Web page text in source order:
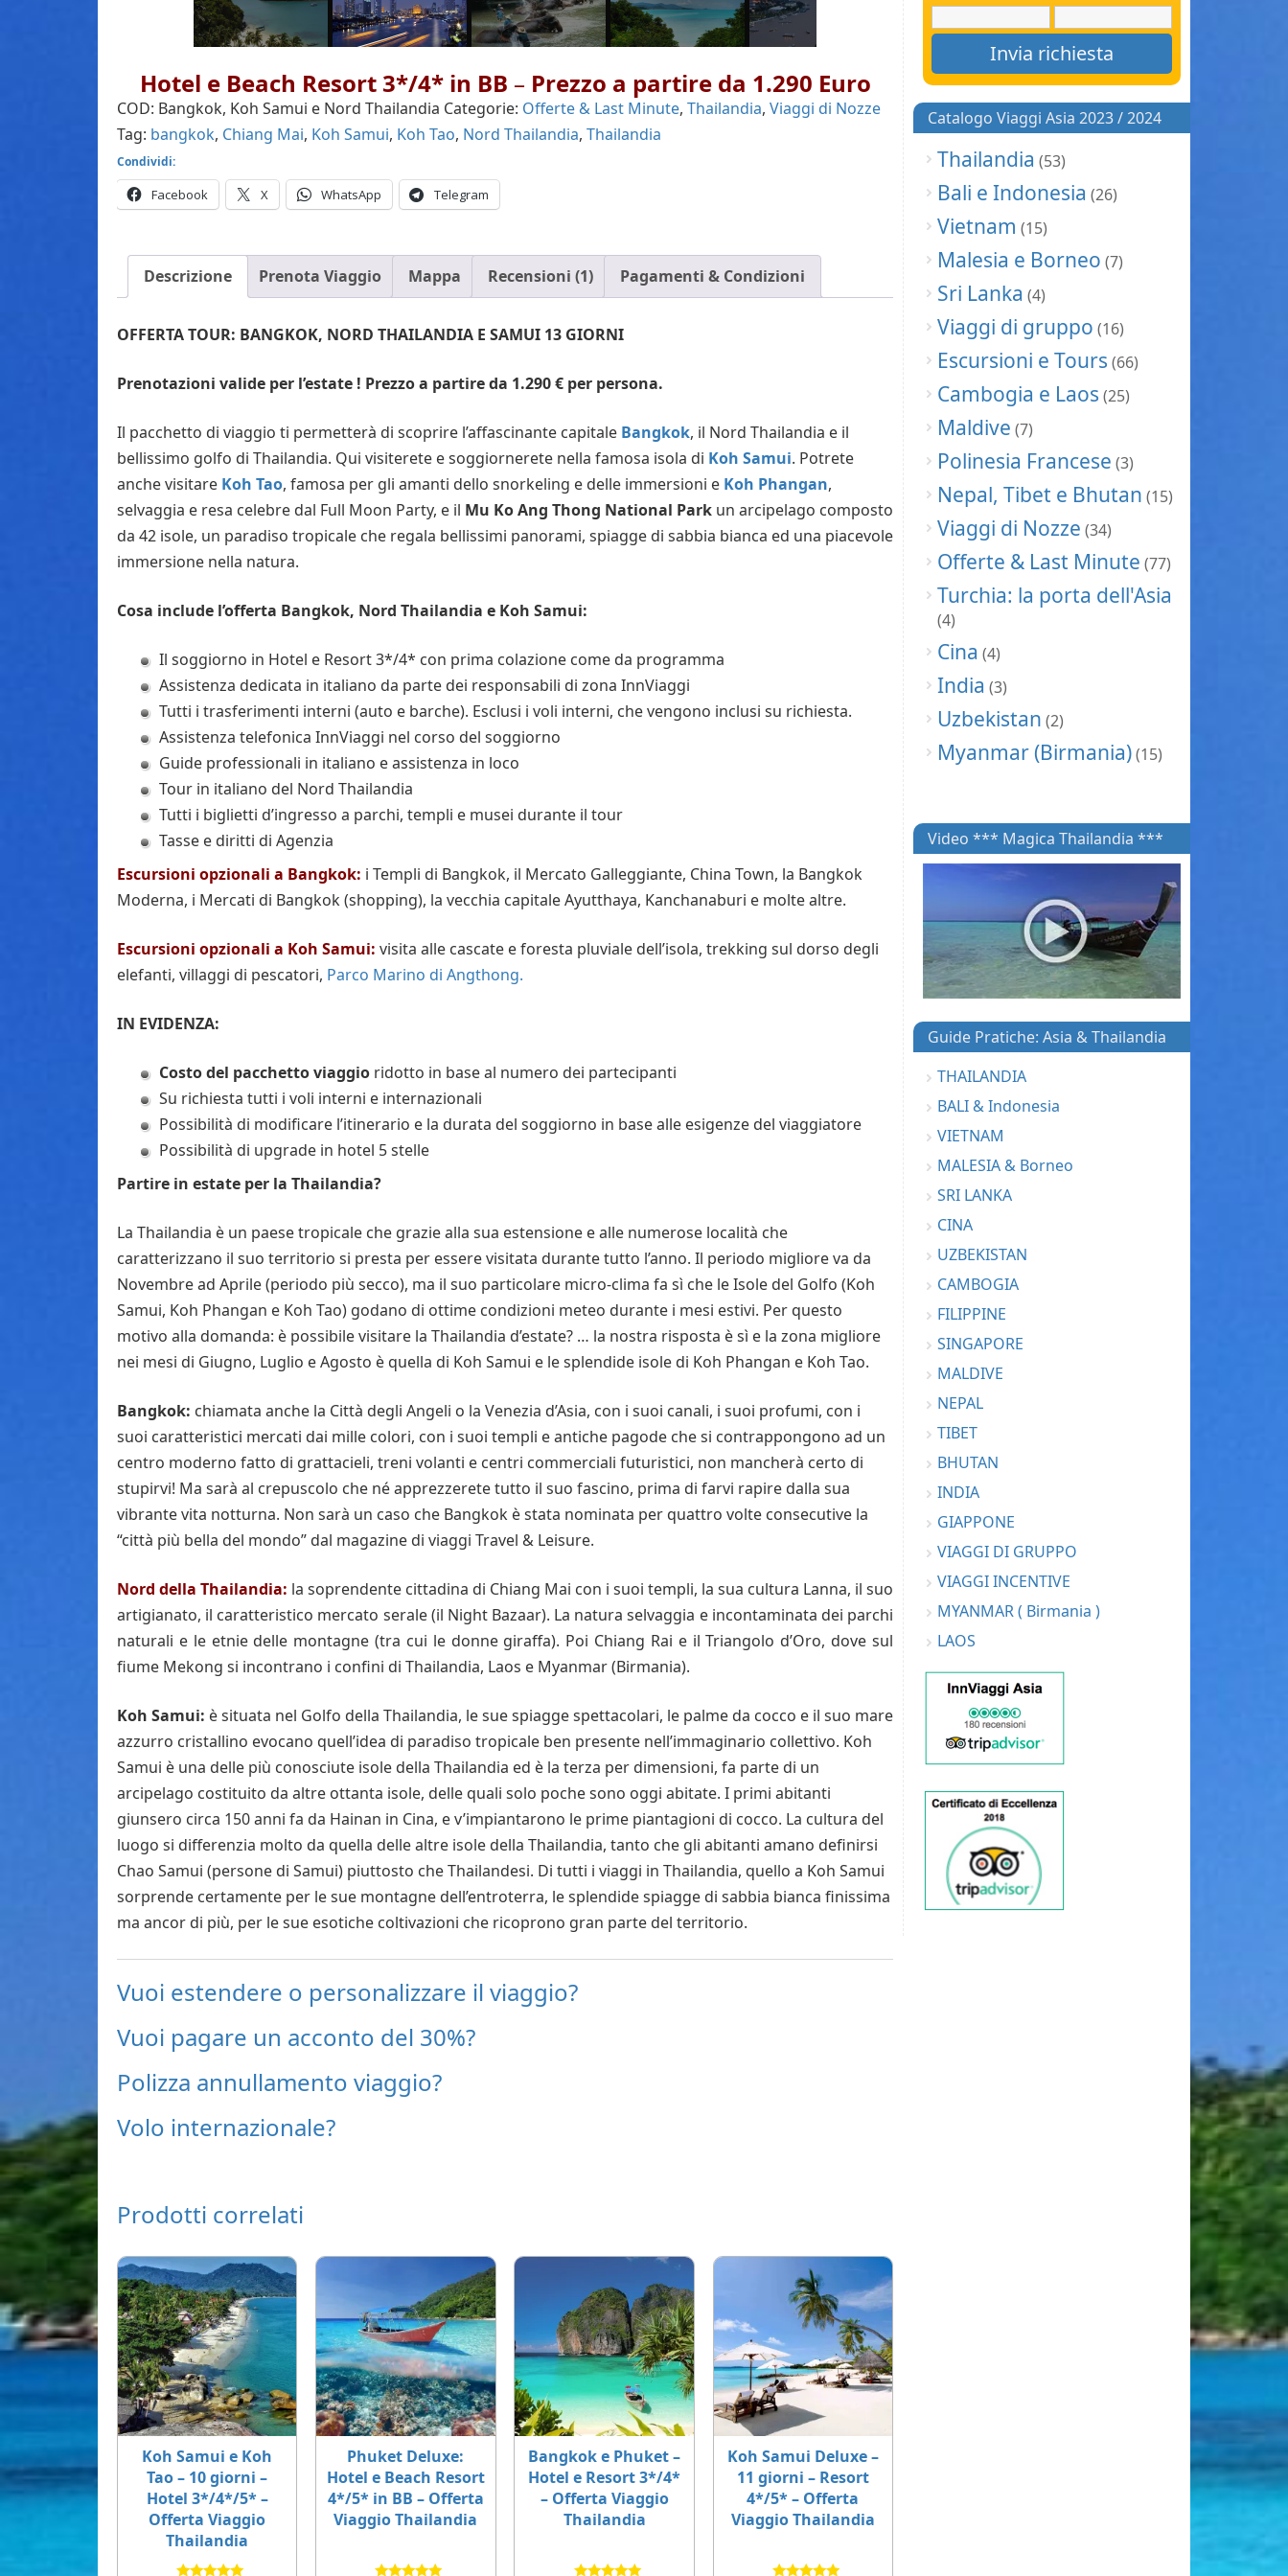
Hotel e Beach Resort 3*/4* in BB – Prezzo a partire da 1.290 Euro
COD: Bangkok, Koh Samui e Nord Thailandia Categorie: Offerte & Last Minute, Thailandia, Viaggi di Nozze
Tag: bangkok, Chiang Mai, Koh Samui, Koh Tao, Nord Thailandia, Thailandia
Condividi:
Facebook X WhatsApp Telegram
Descrizione Prenota Viaggio Mappa Recensioni (1) Pagamenti & Condizioni
OFFERTA TOUR: BANGKOK, NORD THAILANDIA E SAMUI 13 GIORNI
Prenotazioni valide per l’estate ! Prezzo a partire da 1.290 € per persona.
Il pacchetto di viaggio ti permetterà di scoprire l’affascinante capitale Bangkok, il Nord Thailandia e il
bellissimo golfo di Thailandia. Qui visiterete e soggiornerete nella famosa isola di Koh Samui. Potrete
anche visitare Koh Tao, famosa per gli amanti dello snorkeling e delle immersioni e Koh Phangan,
selvaggia e resa celebre dal Full Moon Party, e il Mu Ko Ang Thong National Park un arcipelago composto
da 42 isole, un paradiso tropicale che regala bellissimi panorami, spiagge di sabbia bianca ed una piacevole
immersione nella natura.
Cosa include l’offerta Bangkok, Nord Thailandia e Koh Samui:
Il soggiorno in Hotel e Resort 3*/4* con prima colazione come da programma
Assistenza dedicata in italiano da parte dei responsabili di zona InnViaggi
Tutti i trasferimenti interni (auto e barche). Esclusi i voli interni, che vengono inclusi su richiesta.
Assistenza telefonica InnViaggi nel corso del soggiorno
Guide professionali in italiano e assistenza in loco
Tour in italiano del Nord Thailandia
Tutti i biglietti d’ingresso a parchi, templi e musei durante il tour
Tasse e diritti di Agenzia
Escursioni opzionali a Bangkok: i Templi di Bangkok, il Mercato Galleggiante, China Town, la Bangkok
Moderna, i Mercati di Bangkok (shopping), la vecchia capitale Ayutthaya, Kanchanaburi e molte altre.
Escursioni opzionali a Koh Samui: visita alle cascate e foresta pluviale dell’isola, trekking sul dorso degli
elefanti, villaggi di pescatori, Parco Marino di Angthong.
IN EVIDENZA:
Costo del pacchetto viaggio ridotto in base al numero dei partecipanti
Su richiesta tutti i voli interni e internazionali
Possibilità di modificare l’itinerario e la durata del soggiorno in base alle esigenze del viaggiatore
Possibilità di upgrade in hotel 5 stelle
Partire in estate per la Thailandia?
La Thailandia è un paese tropicale che grazie alla sua estensione e alle numerose località che
caratterizzano il suo territorio si presta per essere visitata durante tutto l’anno. Il periodo migliore va da
Novembre ad Aprile (periodo più secco), ma il suo particolare micro-clima fa sì che le Isole del Golfo (Koh
Samui, Koh Phangan e Koh Tao) godano di ottime condizioni meteo durante i mesi estivi. Per questo
motivo alla domanda: è possibile visitare la Thailandia d’estate? … la nostra risposta è sì e la zona migliore
nei mesi di Giugno, Luglio e Agosto è quella di Koh Samui e le splendide isole di Koh Phangan e Koh Tao.
Bangkok: chiamata anche la Città degli Angeli o la Venezia d’Asia, con i suoi canali, i suoi profumi, con i
suoi caratteristici mercati dai mille colori, con i suoi templi e antiche pagode che si contrappongono ad un
centro moderno fatto di grattacieli, treni volanti e centri commerciali futuristici, non mancherà certo di
stupirvi! Ma sarà al crepuscolo che né apprezzerete tutto il suo fascino, prima di farvi rapire dalla sua
vibrante vita notturna. Non sarà un caso che Bangkok è stata nominata per quattro volte consecutive la
“città più bella del mondo” dal magazine di viaggi Travel & Leisure.
Nord della Thailandia: la soprendente cittadina di Chiang Mai con i suoi templi, la sua cultura Lanna, il suo
artigianato, il caratteristico mercato serale (il Night Bazaar). La natura selvaggia e incontaminata dei parchi
naturali e le etnie delle montagne (tra cui le donne giraffa). Poi Chiang Rai e il Triangolo d’Oro, dove sul
fiume Mekong si incontrano i confini di Thailandia, Laos e Myanmar (Birmania).
Koh Samui: è situata nel Golfo della Thailandia, le sue spiagge spettacolari, le palme da cocco e il suo mare
azzurro cristallino evocano quell’idea di paradiso tropicale ben presente nell’immaginario collettivo. Koh
Samui è una delle più conosciute isole della Thailandia ed è la terza per dimensioni, fa parte di un
arcipelago costituito da altre ottanta isole, delle quali solo poche sono oggi abitate. I primi abitanti
giunsero circa 150 anni fa da Hainan in Cina, e v’impiantarono le prime piantagioni di cocco. La cultura del
luogo si differenzia molto da quella delle altre isole della Thailandia, tanto che gli abitanti amano definirsi
Chao Samui (persone di Samui) piuttosto che Thailandesi. Di tutti i viaggi in Thailandia, quello a Koh Samui
sorprende certamente per le sue montagne dell’entroterra, le splendide spiagge di sabbia bianca finissima
ma ancor di più, per le sue esotiche coltivazioni che ricoprono gran parte del territorio.
Vuoi estendere o personalizzare il viaggio?
Vuoi pagare un acconto del 30%?
Polizza annullamento viaggio?
Volo internazionale?
Prodotti correlati
Koh Samui e Koh
Tao – 10 giorni –
Hotel 3*/4*/5* –
Offerta Viaggio
Thailandia
Phuket Deluxe:
Hotel e Beach Resort
4*/5* in BB – Offerta
Viaggio Thailandia
Bangkok e Phuket –
Hotel e Resort 3*/4*
– Offerta Viaggio
Thailandia
Koh Samui Deluxe –
11 giorni – Resort
4*/5* – Offerta
Viaggio Thailandia
Catalogo Viaggi Asia 2023 / 2024
Thailandia (53)
Bali e Indonesia (26)
Vietnam (15)
Malesia e Borneo (7)
Sri Lanka (4)
Viaggi di gruppo (16)
Escursioni e Tours (66)
Cambogia e Laos (25)
Maldive (7)
Polinesia Francese (3)
Nepal, Tibet e Bhutan (15)
Viaggi di Nozze (34)
Offerte & Last Minute (77)
Turchia: la porta dell'Asia
(4)
Cina (4)
India (3)
Uzbekistan (2)
Myanmar (Birmania)(15)
Video *** Magica Thailandia ***
Guide Pratiche: Asia & Thailandia
THAILANDIA
BALI & Indonesia
VIETNAM
MALESIA & Borneo
SRI LANKA
CINA
UZBEKISTAN
CAMBOGIA
FILIPPINE
SINGAPORE
MALDIVE
NEPAL
TIBET
BHUTAN
INDIA
GIAPPONE
VIAGGI DI GRUPPO
VIAGGI INCENTIVE
MYANMAR ( Birmania )
LAOS